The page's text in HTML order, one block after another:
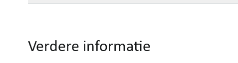
Verdere informatie